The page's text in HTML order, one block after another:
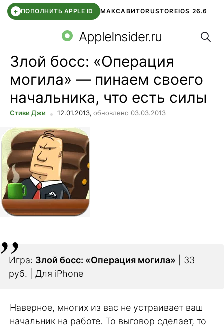
+ ПОПОЛНИТЬ APPLE ID МАКСАВИТОRUSTOREIOS 26.6
СБЕР КИДС ВТБ ОНЛАЙН ЧАТ В ROBLOX
AppleInsider.ru
Злой босс: «Операция
могила» — пинаем своего
начальника, что есть силы
Стиви Джи 12.01.2013, обновлено 03.03.2013
Игра: Злой босс: «Операция могила» | 33
руб. | Для iPhone
Наверное, многих из вас не устраивает ваш
начальник на работе. То выговор сделает, то